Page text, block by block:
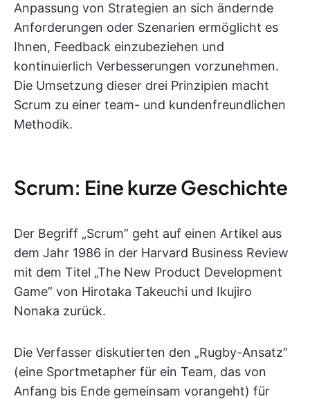
Anpassung von Strategien an sich ändernde
Anforderungen oder Szenarien ermöglicht es
Ihnen, Feedback einzubeziehen und
kontinuierlich Verbesserungen vorzunehmen.
Die Umsetzung dieser drei Prinzipien macht
Scrum zu einer team- und kundenfreundlichen
Methodik.
Scrum: Eine kurze Geschichte
Der Begriff „Scrum” geht auf einen Artikel aus
dem Jahr 1986 in der Harvard Business Review
mit dem Titel „The New Product Development
Game” von Hirotaka Takeuchi und Ikujiro
Nonaka zurück.
Die Verfasser diskutierten den „Rugby-Ansatz”
(eine Sportmetapher für ein Team, das von
Anfang bis Ende gemeinsam vorangeht) für